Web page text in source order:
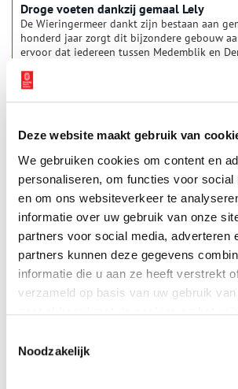
Deze website maakt gebruik van
We gebruiken cookies om content en
personaliseren, om functies voor social
en om ons websiteverkeer te
informatie over uw gebruik van onze
partners voor social media, adverteren
partners kunnen deze gegevens
informatie die u aan ze heeft verstrekt
verzameld op basis van uw gebruik
Noodzakelijk
Droge voeten dankzij gemaal Lely
De Wieringermeer dankt zijn bestaan aan
honderd jaar zorgt dit bijzondere gebouw
ervoor dat iedereen tussen Medemblik en
stand? En welke functie heeft het gemaal
nog?
Publieksopening vernieuwd
Stoommachinemuseum
Stoommachinemuseum, gevestigd in het
dat een metamorfose heeft ondergaan, is
museumcafé nu ook ruimte voor een nieuwe
expositie: ‘Het verhaal van het